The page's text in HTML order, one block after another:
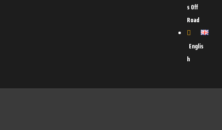
s Off
Road
Englis
h